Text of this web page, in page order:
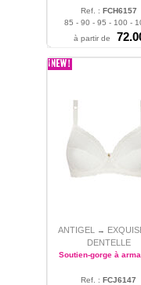
Ref. : FCH6157
85 - 90 - 95 - 100 -
110 - 115
à partir de
ANTIGEL →
DENTELLE
Soutien-gorge à
Ref. : FCJ6147